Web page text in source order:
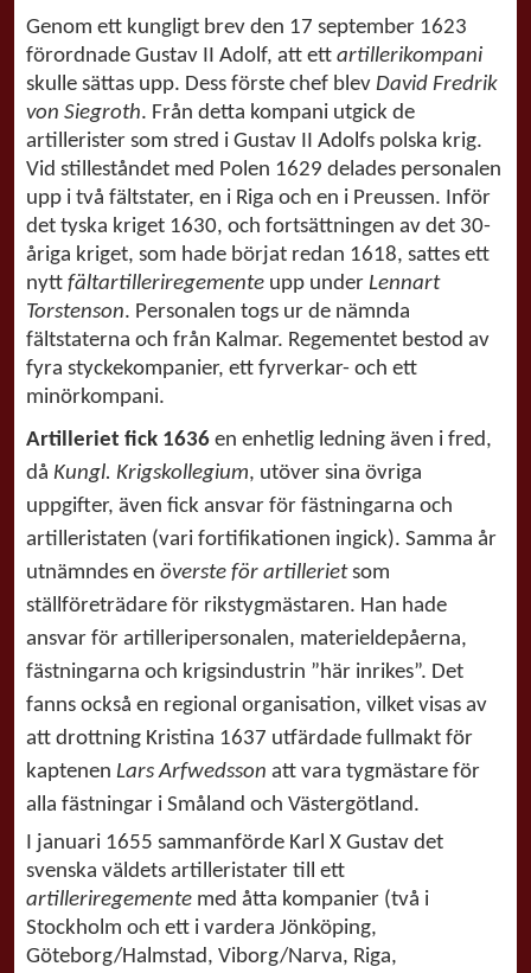
Genom ett kungligt brev den 17 september 1623
förordnade Gustav II Adolf, att ett artillerikompani
skulle sättas upp. Dess förste chef blev David Fredrik
von Siegroth. Från detta kompani utgick de
artillerister som stred i Gustav II Adolfs polska krig.
Vid stilleståndet med Polen 1629 delades personalen
upp i två fältstater, en i Riga och en i Preussen. Inför
det tyska kriget 1630, och fortsättningen av det 30-
åriga kriget, som hade börjat redan 1618, sattes ett
nytt fältartilleriregemente upp under Lennart
Torstenson. Personalen togs ur de nämnda
fältstaterna och från Kalmar. Regementet bestod av
fyra styckekompanier, ett fyrverkar- och ett
minörkompani.
Artilleriet fick 1636 en enhetlig ledning även i fred,
då Kungl. Krigskollegium, utöver sina övriga
uppgifter, även fick ansvar för fästningarna och
artilleristaten (vari fortifikationen ingick). Samma år
utnämndes en överste för artillerietsom
ställföreträdare för rikstygmästaren. Han hade
ansvar för artilleripersonalen, materieldepåerna,
fästningarna och krigsindustrin ”här inrikes”. Det
fanns också en regional organisation, vilket visas av
att drottning Kristina 1637 utfärdade fullmakt för
kaptenen Lars Arfwedsson att vara tygmästare för
alla fästningar i Småland och Västergötland.
I januari 1655 sammanförde Karl X Gustav det
svenska väldets artilleristater till ett
artilleriregemente med åtta kompanier (två i
Stockholm och ett i vardera Jönköping,
Göteborg/Halmstad, Viborg/Narva, Riga,